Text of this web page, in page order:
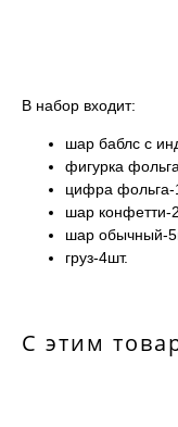
В набор входит:
шар баблс с
фигурка
цифра фольга-
шар конфетти-
шар обычный-
груз-4шт.
С этим